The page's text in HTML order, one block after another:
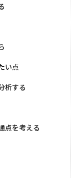
い点
析する
点を考える